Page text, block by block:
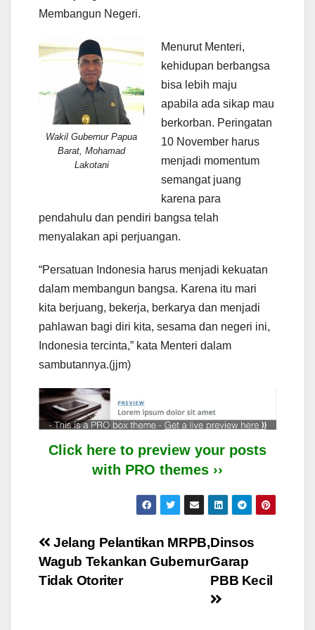
Membangun Negeri.
Wakil Gubernur Papua
Barat, Mohamad
Lakotani
Menurut Menteri,
kehidupan berbangsa
bisa lebih maju
apabila ada sikap mau
berkorban. Peringatan
10 November harus
menjadi momentum
semangat juang
karena para
pendahulu dan pendiri bangsa telah
menyalakan api perjuangan.
“Persatuan Indonesia harus menjadi kekuatan
dalam membangun bangsa. Karena itu mari
kita berjuang, bekerja, berkarya dan menjadi
pahlawan bagi diri kita, sesama dan negeri ini,
Indonesia tercinta,” kata Menteri dalam
sambutannya.(jjm)
Click here to preview your posts
with PRO themes ››
Post
navigation
Dinsos
Garap
PBB Kecil
Jelang Pelantikan MRPB,
Wagub Tekankan Gubernur
Tidak Otoriter